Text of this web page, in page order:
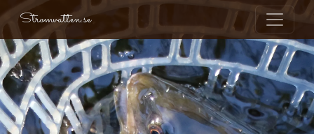
Stromvatten.se